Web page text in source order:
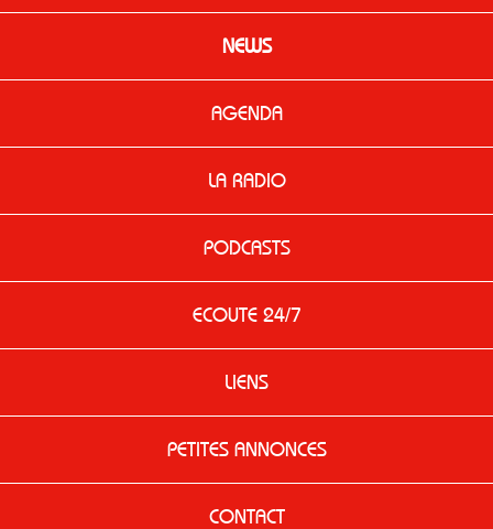
NEWS
AGENDA
LA RADIO
PODCASTS
ECOUTE 24/7
LIENS
PETITES ANNONCES
CONTACT